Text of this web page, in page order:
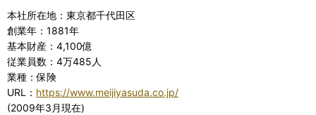
本社所在地：東京都千代田区
創業年：1881年
基本財産：4,100億
従業員数：4万485人
業種：保険
URL： https://www.meijiyasuda.co.jp/
(2009年3月現在)